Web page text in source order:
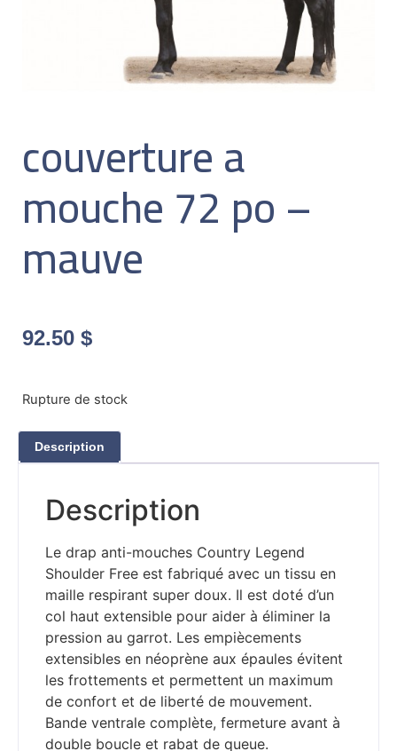
couverture a
mouche 72 po –
mauve
92.50 $
Rupture de stock
Description
Description
Le drap anti-mouches Country Legend
Shoulder Free est fabriqué avec un tissu en
maille respirant super doux. Il est doté d’un
col haut extensible pour aider à éliminer la
pression au garrot. Les empiècements
extensibles en néoprène aux épaules évitent
les frottements et permettent un maximum
de confort et de liberté de mouvement.
Bande ventrale complète, fermeture avant à
double boucle et rabat de queue.